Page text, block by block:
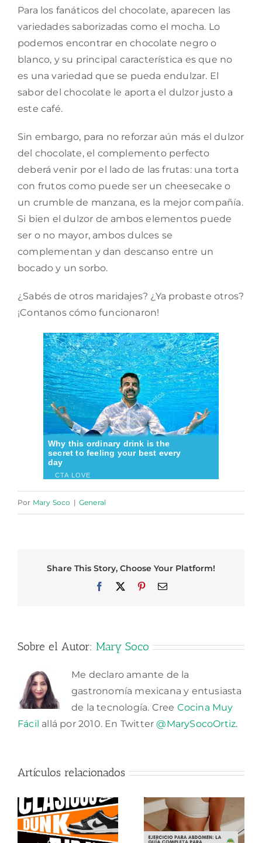
Para los fanáticos del chocolate, aparecen las
variedades saborizadas como el mocha. Lo
podemos encontrar en chocolate negro o
blanco, y su principal característica es que no
es una variedad que se pueda endulzar. El
sabor del chocolate le aporta el dulzor justo a
este café.
Sin embargo, para no reforzar aún más el dulzor
del chocolate, el complemento perfecto
deberá venir por el lado de las frutas: una torta
con frutos como puede ser un cheesecake o
un crumble de manzana, es la mejor compañía.
Si bien el dulzor de ambos elementos puede
ser o no mayor, ambos dulces se
complementan y dan descanso entre un
bocado y un sorbo.
¿Sabés de otros maridajes? ¿Ya probaste otros?
¡Contanos cómo funcionaron!
Por Mary Soco | General
Share This Story, Choose Your Platform!
Facebook PinterestCorreo
Sobre el Autor: Mary Soco
Me declaro amante de la
gastronomía mexicana y entusiasta
de la tecnología. Cree Cocina Muy
Fácil allá por 2010. En Twitter@MarySocoOrtiz.
Artículos relacionados